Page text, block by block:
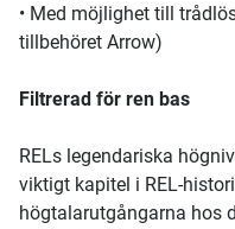
• Med möjlighet till
tillbehöret Arrow)
Filtrerad för ren bas
RELs legendariska
viktigt kapitel i REL-
högtalarutgångarna hos